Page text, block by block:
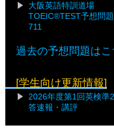
大阪英語特訓道場
TOEIC®TEST予想問
711
過去の予想問題はこ
[学生向け更新情報]
2026年度第1回英検準
答速報・講評